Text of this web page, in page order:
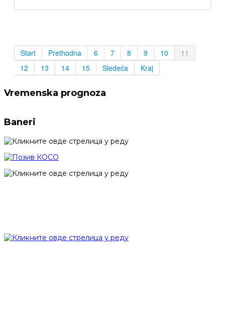
Start Prethodna 6 7 8 9 10
11
12
13 14 15 Sledeća Kraj
Vremenska prognoza
Baneri